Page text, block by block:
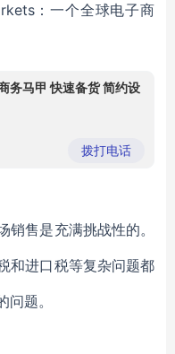
：一个全球电子商
务马甲 快速备货 简约设
拨打电话
销售是充满挑战性的。
和进口税等复杂问题都
问题。